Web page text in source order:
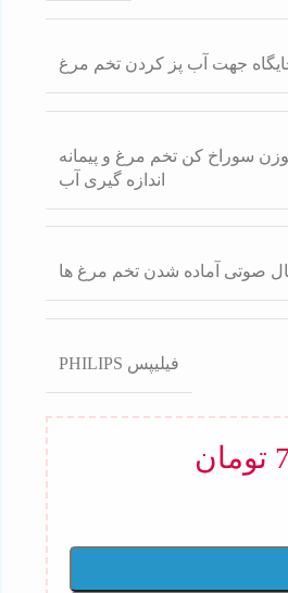
سوزن سوراخ کن تخم مرغ و پیمانه
اندازه گیری آب
صوتی آماده شدن تخم مرغ ها
فیلیپس PHILIPS
تومان